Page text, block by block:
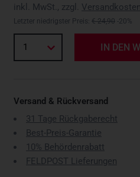
inkl. MwSt., zzgl. Versandkosten
Letzter niedrigster Preis: € 24,90 -20%
1 IN DEN
Versand & Rückversand
31 Tage Rückgaberecht
Best-Preis-Garantie
10% Behördenrabatt
FELDPOST Lieferungen